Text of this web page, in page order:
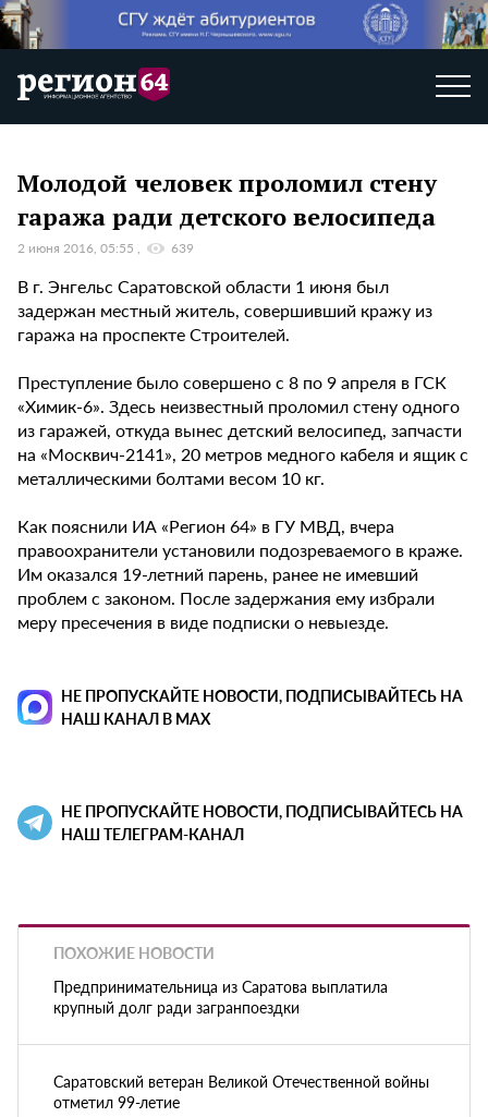
Молодой человек проломил стену
гаража ради детского велосипеда
2 июня 2016, 05:55 639
В г. Энгельс Саратовской области 1 июня был
задержан местный житель, совершивший кражу из
гаража на проспекте Строителей.
Преступление было совершено с 8 по 9 апреля в ГСК
«Химик-6». Здесь неизвестный проломил стену одного
из гаражей, откуда вынес детский велосипед, запчасти
на «Москвич-2141», 20 метров медного кабеля и ящик с
металлическими болтами весом 10 кг.
Как пояснили ИА «Регион 64» в ГУ МВД, вчера
правоохранители установили подозреваемого в краже.
Им оказался 19-летний парень, ранее не имевший
проблем с законом. После задержания ему избрали
меру пресечения в виде подписки о невыезде.
НЕ ПРОПУСКАЙТЕ НОВОСТИ, ПОДПИСЫВАЙТЕСЬ НА
НАШ КАНАЛ В MAX
НЕ ПРОПУСКАЙТЕ НОВОСТИ, ПОДПИСЫВАЙТЕСЬ НА
НАШ ТЕЛЕГРАМ-КАНАЛ
ПОХОЖИЕ НОВОСТИ
Предпринимательница из Саратова выплатила
крупный долг ради загранпоездки
Саратовский ветеран Великой Отечественной войны
отметил 99-летие